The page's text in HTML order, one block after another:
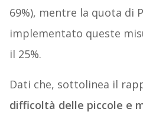
69%), mentre la quota di
implementato queste
il 25%.
Dati che, sottolinea il
difficoltà delle piccole e